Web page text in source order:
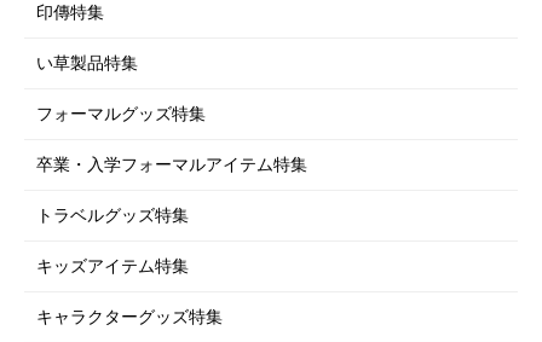
印傳特集
い草製品特集
フォーマルグッズ特集
卒業・入学フォーマルアイテム特集
トラベルグッズ特集
キッズアイテム特集
キャラクターグッズ特集